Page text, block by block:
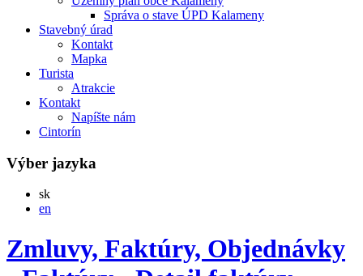
Správa o stave ÚPD Kalameny
Stavebný úrad
Kontakt
Mapka
Turista
Atrakcie
Kontakt
Napíšte nám
Cintorín
Výber jazyka
skSlovensky
en
Zmluvy, Faktúry, Objednávky